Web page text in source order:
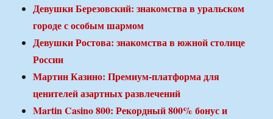
Девушки Березовский: знакомства в уральском
городе с особым шармом
Девушки Ростова: знакомства в южной столице
России
Мартин Казино: Премиум-платформа для
ценителей азартных развлечений
Martin Casino 800: Рекордный 800% бонус и